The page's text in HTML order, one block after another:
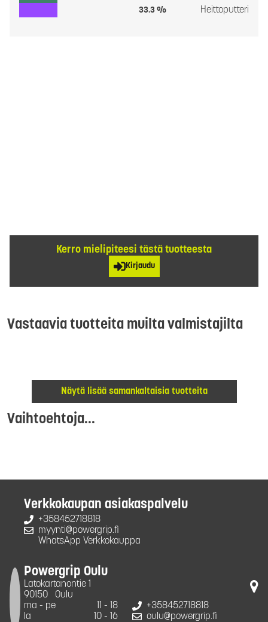
33.3 % Heittoputteri
Kerro mielipiteesi tästä tuotteesta
Kirjaudu
Vastaavia tuotteita muilta valmistajilta
Näytä lisää samankaltaisia tuotteita
Vaihtoehtoja...
Verkkokaupan asiakaspalvelu
+358452718818
myynti@powergrip.fi
WhatsApp Verkkokauppa
Powergrip Oulu
Latokartanontie 1
90150
Oulu
ma - pe
11 - 18
la
10 - 16
+358452718818
oulu@powergrip.fi